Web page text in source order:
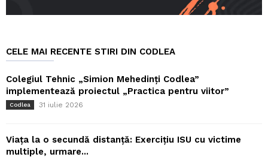
CELE MAI RECENTE STIRI DIN CODLEA
Colegiul Tehnic „Simion Mehedinți Codlea”
implementează proiectul „Practica pentru viitor”
Codlea 31 iulie 2026
Viața la o secundă distanță: Exercițiu ISU cu victime
multiple, urmare...